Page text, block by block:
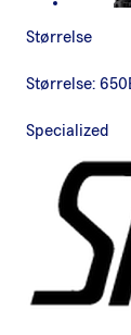
Størrelse
Størrelse:
Specialized